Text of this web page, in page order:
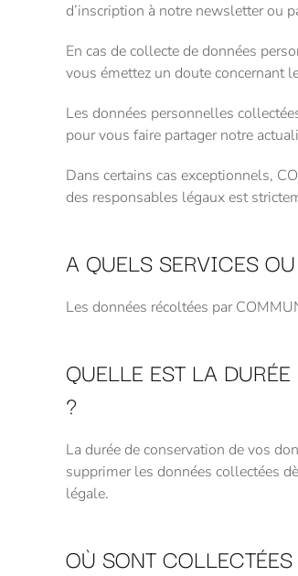
d’inscription à notre newsletter ou
En cas de collecte de données
vous émettez un doute concernant
Les données personnelles
pour vous faire partager notre
Dans certains cas exceptionnels,
des responsables légaux est
A QUELS SERVICES
Les données récoltées par
QUELLE EST LA
?
La durée de conservation de vos
supprimer les données collectées
légale.
OÙ SONT